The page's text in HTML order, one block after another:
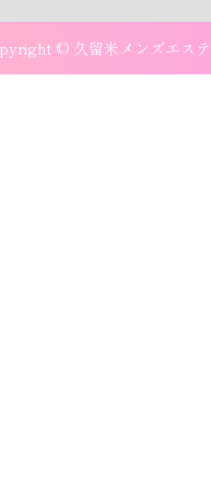
© 久留米メンズエス